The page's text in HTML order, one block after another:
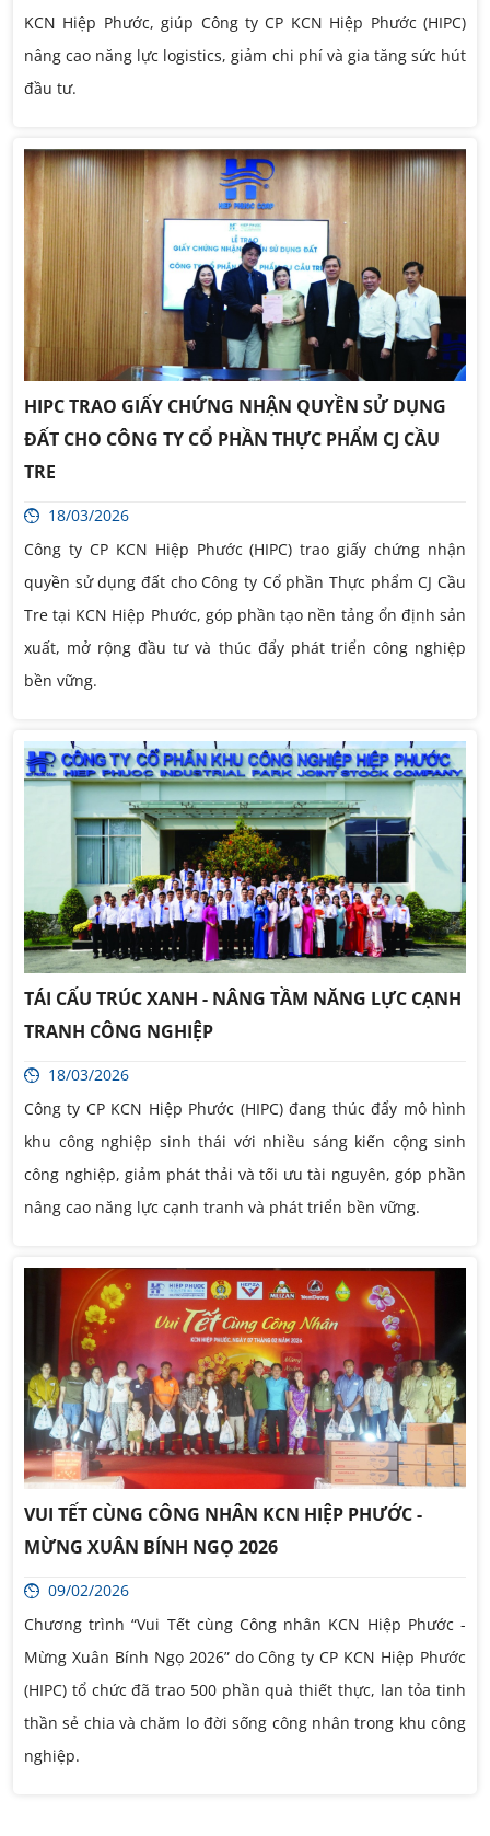
KCN Hiệp Phước, giúp Công ty CP KCN Hiệp Phước (HIPC)
nâng cao năng lực logistics, giảm chi phí và gia tăng sức hút
đầu tư.
HIPC TRAO GIẤY CHỨNG NHẬN QUYỀN SỬ DỤNG
ĐẤT CHO CÔNG TY CỔ PHẦN THỰC PHẨM CJ CẦU
TRE
18/03/2026
Công ty CP KCN Hiệp Phước (HIPC) trao giấy chứng nhận
quyền sử dụng đất cho Công ty Cổ phần Thực phẩm CJ Cầu
Tre tại KCN Hiệp Phước, góp phần tạo nền tảng ổn định sản
xuất, mở rộng đầu tư và thúc đẩy phát triển công nghiệp
bền vững.
TÁI CẤU TRÚC XANH - NÂNG TẦM NĂNG LỰC CẠNH
TRANH CÔNG NGHIỆP
18/03/2026
Công ty CP KCN Hiệp Phước (HIPC) đang thúc đẩy mô hình
khu công nghiệp sinh thái với nhiều sáng kiến cộng sinh
công nghiệp, giảm phát thải và tối ưu tài nguyên, góp phần
nâng cao năng lực cạnh tranh và phát triển bền vững.
VUI TẾT CÙNG CÔNG NHÂN KCN HIỆP PHƯỚC -
MỪNG XUÂN BÍNH NGỌ 2026
09/02/2026
Chương trình “Vui Tết cùng Công nhân KCN Hiệp Phước -
Mừng Xuân Bính Ngọ 2026” do Công ty CP KCN Hiệp Phước
(HIPC) tổ chức đã trao 500 phần quà thiết thực, lan tỏa tinh
thần sẻ chia và chăm lo đời sống công nhân trong khu công
nghiệp.